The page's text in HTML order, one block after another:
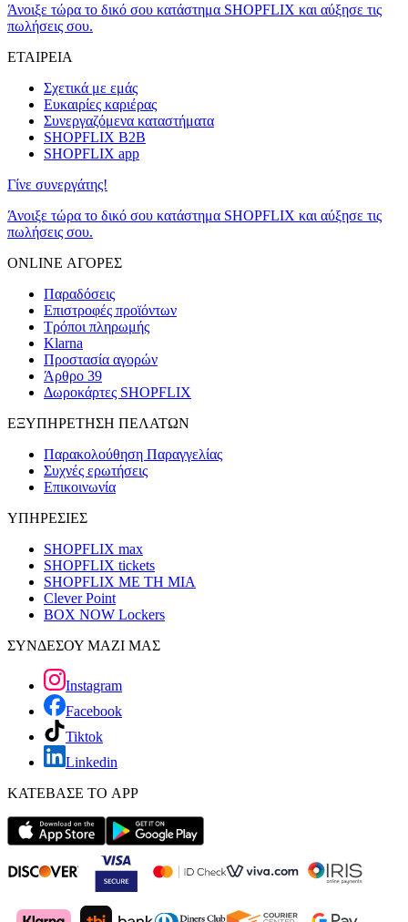
Άνοιξε τώρα το δικό σου κατάστημα SHOPFLIX και αύξησε τις
πωλήσεις σου.
ΕΤΑΙΡΕΙΑ
Σχετικά με εμάς
Ευκαιρίες καριέρας
Συνεργαζόμενα καταστήματα
SHOPFLIX B2B
SHOPFLIX app
Γίνε συνεργάτης!
Άνοιξε τώρα το δικό σου κατάστημα SHOPFLIX και αύξησε τις
πωλήσεις σου.
ONLINE ΑΓΟΡΕΣ
Παραδόσεις
Επιστροφές προϊόντων
Τρόποι πληρωμής
Klarna
Προστασία αγορών
Άρθρο 39
Δωροκάρτες SHOPFLIX
ΕΞΥΠΗΡΕΤΗΣΗ ΠΕΛΑΤΩΝ
Παρακολούθηση Παραγγελίας
Συχνές ερωτήσεις
Επικοινωνία
ΥΠΗΡΕΣΙΕΣ
SHOPFLIX max
SHOPFLIX tickets
SHOPFLIX ΜΕ ΤΗ ΜΙΑ
Clever Point
BOX NOW Lockers
ΣΥΝΔΕΣΟΥ ΜΑΖΙ ΜΑΣ
Instagram
Facebook
Tiktok
Linkedin
ΚΑΤΕΒΑΣΕ ΤΟ APP